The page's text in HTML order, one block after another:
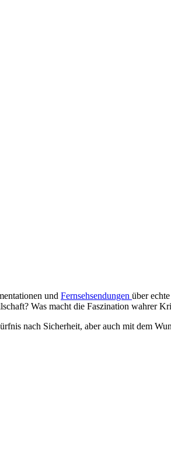
und Fernsehsendungen über
Was macht die Faszination wahrer
nach Sicherheit, aber auch mit dem